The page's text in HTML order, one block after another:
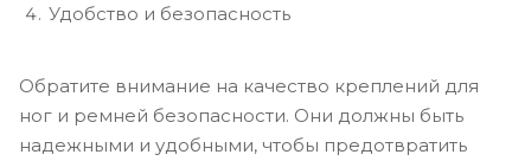
Удобство и безопасность
Обратите внимание на качество креплений для
ног и ремней безопасности. Они должны быть
надежными и удобными, чтобы предотвратить